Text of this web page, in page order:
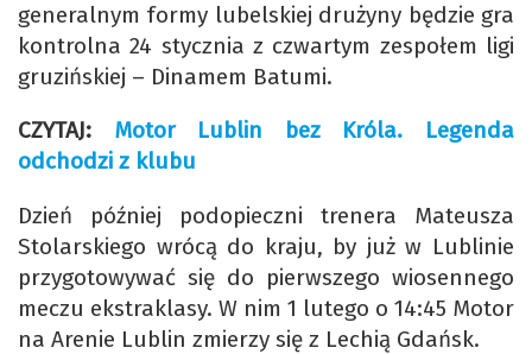
generalnym formy lubelskiej drużyny będzie gra
kontrolna 24 stycznia z czwartym zespołem ligi
gruzińskiej – Dinamem Batumi.
CZYTAJ: Motor Lublin bez Króla. Legenda
odchodzi z klubu
Dzień później podopieczni trenera Mateusza
Stolarskiego wrócą do kraju, by już w Lublinie
przygotowywać się do pierwszego wiosennego
meczu ekstraklasy. W nim 1 lutego o 14:45 Motor
na Arenie Lublin zmierzy się z Lechią Gdańsk.